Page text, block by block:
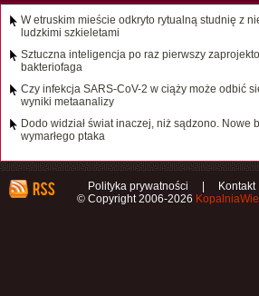
W etruskim mieście odkryto rytualną studnię z
ludzkimi szkieletami
Sztuczna inteligencja po raz pierwszy
bakteriofaga
Czy infekcja SARS-CoV-2 w ciąży może odbić
wyniki metaanalizy
Dodo widział świat inaczej, niż sądzono. Nowe
wymarłego ptaka
Polityka prywatności | Kontakt
© Copyright 2006-2026